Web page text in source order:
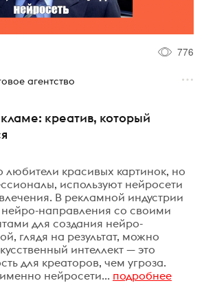
776
агентство
креатив, который
любители красивых картинок, но
используют нейросети
В рекламной индустрии
направления со своими
для создания нейро-
глядя на результат, можно
интеллект — это
для креаторов, чем угроза.
нейросети... подробнее